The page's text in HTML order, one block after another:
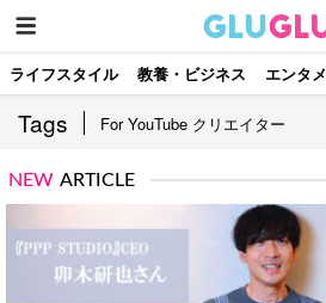
ライフスタイル 教養・ビジネス エンタメ
Tags For YouTube クリエイター
NEW ARTICLE